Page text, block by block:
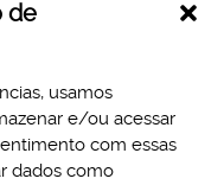
de
usamos
e/ou acessar
com essas
dados como